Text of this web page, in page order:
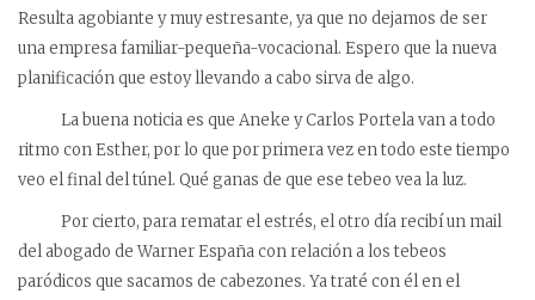
Resulta agobiante y muy estresante, ya que no dejamos de ser
una empresa familiar-pequeña-vocacional. Espero que la nueva
planificación que estoy llevando a cabo sirva de algo.
La buena noticia es que Aneke y Carlos Portela van a todo
ritmo con Esther, por lo que por primera vez en todo este tiempo
veo el final del túnel. Qué ganas de que ese tebeo vea la luz.
Por cierto, para rematar el estrés, el otro día recibí un mail
del abogado de Warner España con relación a los tebeos
paródicos que sacamos de cabezones. Ya traté con él en el